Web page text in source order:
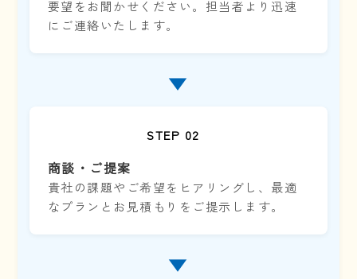
要望をお聞かせください。担当者より迅速
にご連絡いたします。
▼
STEP 02
商談・ご提案
貴社の課題やご希望をヒアリングし、最適
なプランとお見積もりをご提示します。
▼